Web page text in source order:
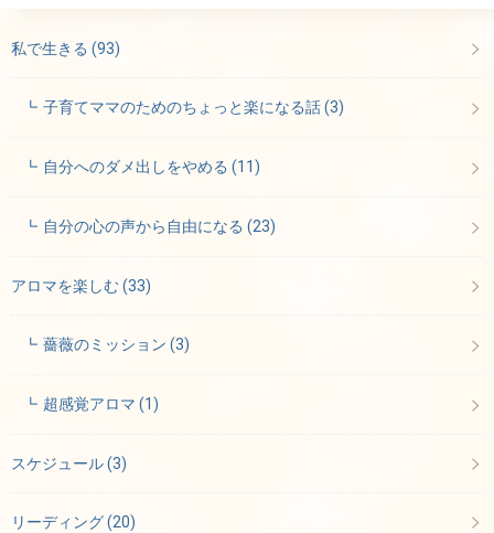
私で生きる (93)
子育てママのためのちょっと楽になる話(3)
自分へのダメ出しをやめる(11)
自分の心の声から自由になる(23)
アロマを楽しむ(33)
薔薇のミッション(3)
超感覚アロマ(1)
スケジュール(3)
リーディング(20)